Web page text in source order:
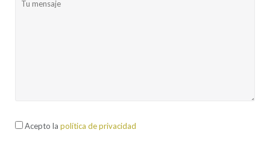
Acepto la política de privacidad